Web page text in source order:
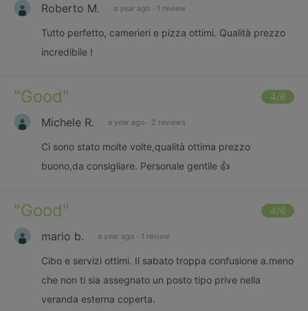
Roberto M. a year ago · 1 review
Tutto perfetto, camerieri e pizza ottimi. Qualità prezzo
incredibile !
"Good" 4/6
Michele R. a year ago · 2 reviews
Ci sono stato molte volte,qualità ottima prezzo
buono,da consigliare. Personale gentile 👍
"Good" 4/6
mario b. a year ago · 1 review
Cibo e servizi ottimi. Il sabato troppa confusione a.meno
che non ti sia assegnato un posto tipo prive nella
veranda esterna coperta.